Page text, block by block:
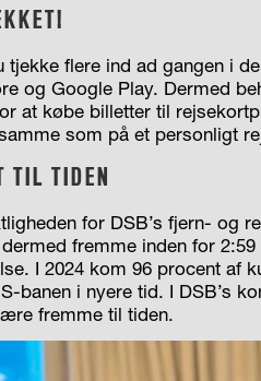
tjekke flere ind ad gangen i
og Google Play. Dermed
at købe billetter til
som på et personligt
TIL TIDEN
for DSB’s fjern- og
fremme inden for
I 2024 kom 96 procent af
banen i nyere tid. I DSB’s
fremme til tiden.